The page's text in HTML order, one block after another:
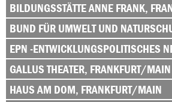
BILDUNGSSTÄTTE ANNE FRANK,
BUND FÜR UMWELT UND
EPN -ENTWICKLUNGSPOLITISCHES
GALLUS THEATER, FRANKFURT/MAIN
HAUS AM DOM, FRANKFURT/MAIN